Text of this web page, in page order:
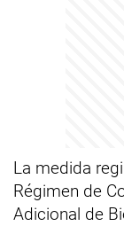
La medida
Régimen de
Adicional de